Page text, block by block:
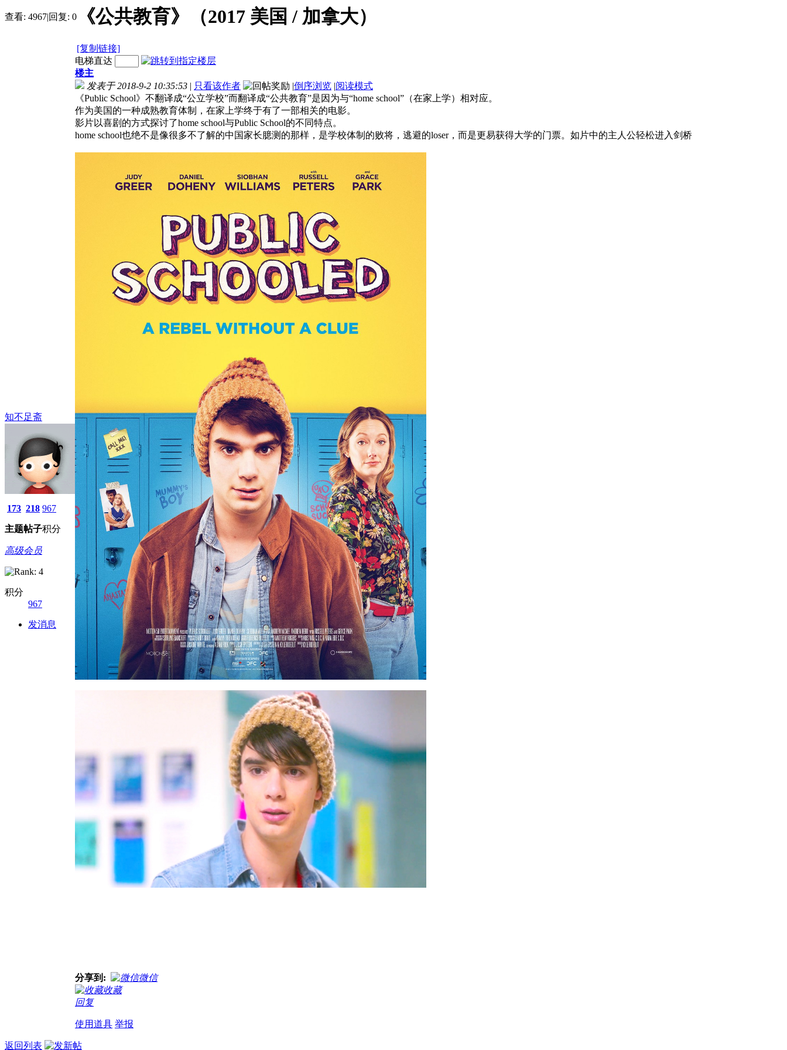
查看: 4967|回复: 0 《公共教育》（2017 美国 / 加拿大）
[复制链接]
知不足斋
173
主题
218
帖子
967
积分
高级会员
积分
967
发消息
电梯直达
楼主
发表于 2018-9-2 10:35:53 | 只看该作者 |倒序浏览 |阅读模式
《Public School》不翻译成“公立学校”而翻译成“公共教育”是因为与“home school”（在家上学）相对应。
作为美国的一种成熟教育体制，在家上学终于有了一部相关的电影。
影片以喜剧的方式探讨了home school与Public School的不同特点。
home school也绝不是像很多不了解的中国家长臆测的那样，是学校体制的败将，逃避的loser，而是更易获得大学的门票。如片中的主人公轻松进入剑桥
分享到:
微信
收藏
回复
使用道具 举报
返回列表